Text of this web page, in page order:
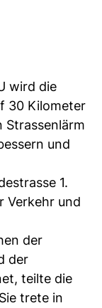
wird die
30 Kilometer
Strassenlärm
und
1.
Verkehr und
der
der
teilte die
trete in